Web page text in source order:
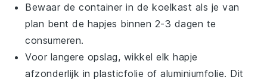
Bewaar de container in de koelkast als je van
plan bent de hapjes binnen 2-3 dagen te
consumeren.
Voor langere opslag, wikkel elk hapje
afzonderlijk in plasticfolie of aluminiumfolie. Dit